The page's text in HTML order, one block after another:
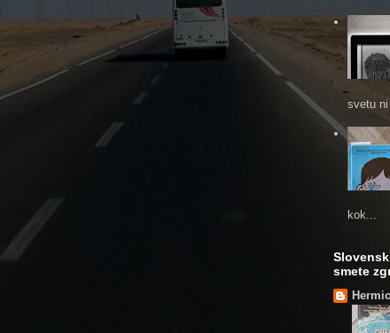
svetu ni
kok...
smete